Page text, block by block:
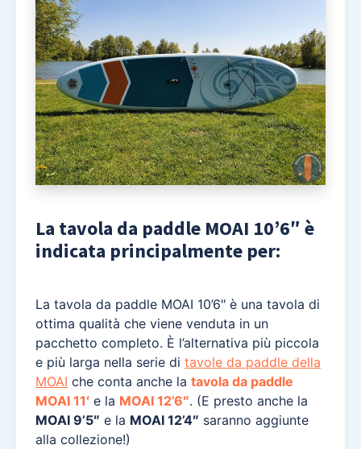
La tavola da paddle MOAI 10’6″ è
indicata principalmente per:
La tavola da paddle MOAI 10’6″ è una tavola di
ottima qualità che viene venduta in un
pacchetto completo. È l’alternativa più piccola
e più larga nella serie di tavole da paddle della
MOAI che conta anche la tavola da paddle
MOAI 11′ e la MOAI 12’6″. (E presto anche la
MOAI 9’5″ e la MOAI 12’4″ saranno aggiunte
alla collezione!)